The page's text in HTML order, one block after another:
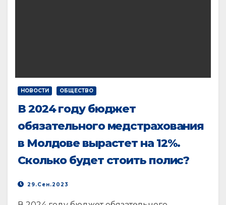
НОВОСТИ ОБЩЕСТВО
В 2024 году бюджет
обязательного медстрахования
в Молдове вырастет на 12%.
Сколько будет стоить полис?
29.Сен.2023